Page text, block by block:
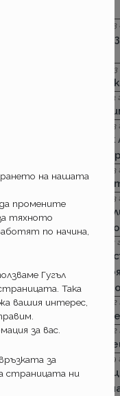
06.07.2023
Корис
06.04.2023
Е тъй
12.03.2023
Не си
22.02.2023
Но
100
26.01.2023
За
02.01.2023
Може
27.10.2022
06.10.2022
24.08.2022
04.01.2019
на нашата
промените
тяхното
по начина,
Гугъл
Така
вашия интерес,
за вас.
за
страницата ни